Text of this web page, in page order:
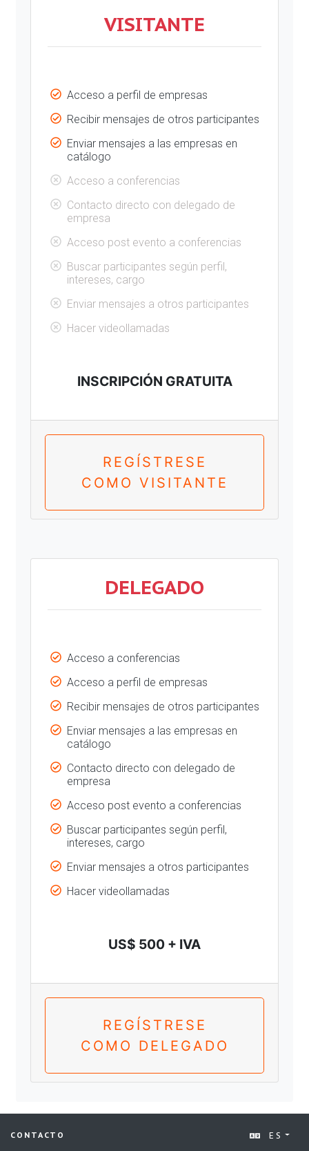
VISITANTE
Acceso a perfil de empresas
Recibir mensajes de otros participantes
Enviar mensajes a las empresas en
catálogo
Acceso a conferencias
Contacto directo con delegado de
empresa
Acceso post evento a conferencias
Buscar participantes según perfil,
intereses, cargo
Enviar mensajes a otros participantes
Hacer videollamadas
INSCRIPCIÓN GRATUITA
REGÍSTRESE
COMO VISITANTE
DELEGADO
Acceso a conferencias
Acceso a perfil de empresas
Recibir mensajes de otros participantes
Enviar mensajes a las empresas en
catálogo
Contacto directo con delegado de
empresa
Acceso post evento a conferencias
Buscar participantes según perfil,
intereses, cargo
Enviar mensajes a otros participantes
Hacer videollamadas
US$ 500 + IVA
REGÍSTRESE
COMO DELEGADO
CONTACTO ES